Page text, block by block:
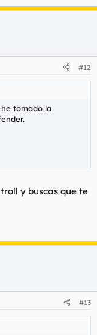
#12
tomado la
y buscas que te
#13